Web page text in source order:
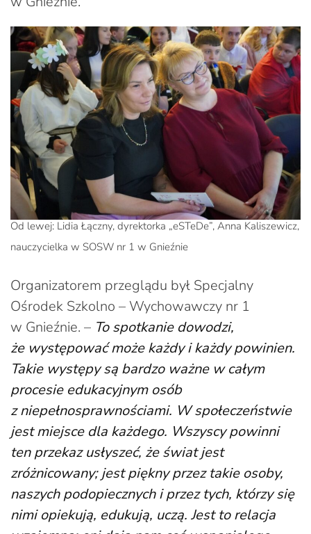
Od lewej: Lidia Łączny, dyrektorka „eSTeDe”, Anna Kaliszewicz,
nauczycielka w SOSW nr 1 w Gnieźnie
Organizatorem przeglądu był Specjalny
Ośrodek Szkolno – Wychowawczy nr 1
w Gnieźnie. – To spotkanie dowodzi,
że występować może każdy i każdy powinien.
Takie występy są bardzo ważne w całym
procesie edukacyjnym osób
z niepełnosprawnościami. W społeczeństwie
jest miejsce dla każdego. Wszyscy powinni
ten przekaz usłyszeć, że świat jest
zróżnicowany; jest piękny przez takie osoby,
naszych podopiecznych i przez tych, którzy się
nimi opiekują, edukują, uczą. Jest to relacja